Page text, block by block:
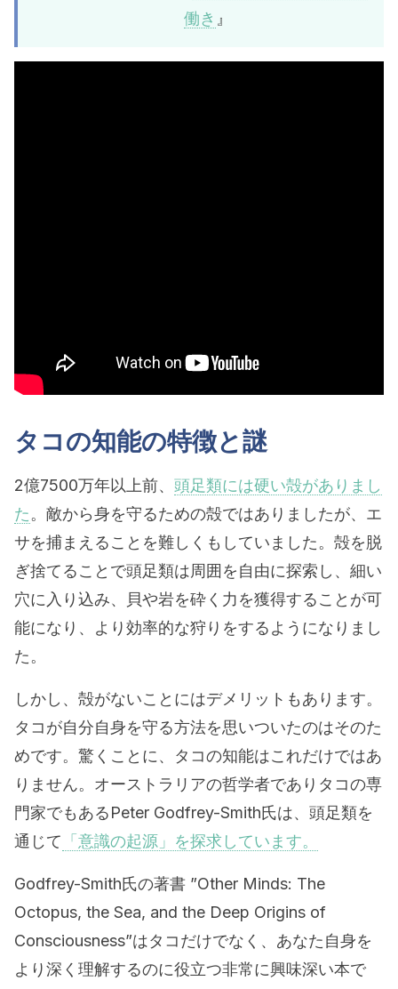
働き 』
タコの知能の特徴と謎
2億7500万年以上前、 頭足類には硬い殻がありまし
た。敵から身を守るための殻ではありましたが、エ
サを捕まえることを難しくもしていました。殻を脱
ぎ捨てることで頭足類は周囲を自由に探索し、細い
穴に入り込み、貝や岩を砕く力を獲得することが可
能になり、より効率的な狩りをするようになりまし
た。
しかし、殻がないことにはデメリットもあります。
タコが自分自身を守る方法を思いついたのはそのた
めです。驚くことに、タコの知能はこれだけではあ
りません。オーストラリアの哲学者でありタコの専
門家でもあるPeter Godfrey-Smith氏は、頭足類を
通じて 「意識の起源」を探求しています。
Godfrey-Smith氏の著書 ”Other Minds: The
Octopus, the Sea, and the Deep Origins of
Consciousness”はタコだけでなく、あなた自身を
より深く理解するのに役立つ非常に興味深い本で